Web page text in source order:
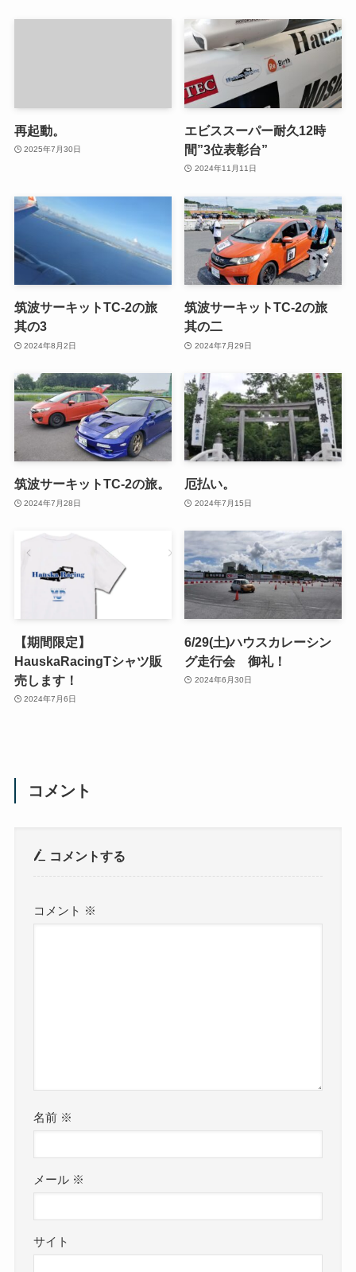
再起動。
2025年7月30日
エビススーパー耐久12時
間”3位表彰台”
2024年11月11日
筑波サーキットTC-2の旅
其の3
2024年8月2日
筑波サーキットTC-2の旅
其の二
2024年7月29日
筑波サーキットTC-2の旅。
2024年7月28日
厄払い。
2024年7月15日
【期間限定】
HauskaRacingTシャツ販
売します！
2024年7月6日
6/29(土)ハウスカレーシン
グ走行会 御礼！
2024年6月30日
コメント
コメントする
コメント ※
名前 ※
メール ※
サイト